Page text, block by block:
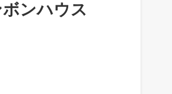
ンハウス